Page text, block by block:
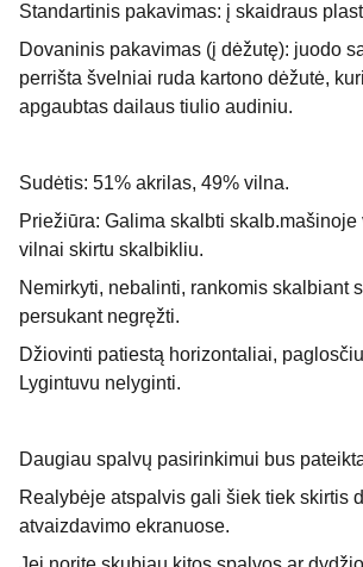
Standartinis pakavimas: į skaidraus
Dovaninis pakavimas (į dėžutę): juodo
perrišta švelniai ruda kartono dėžutė,
apgaubtas dailaus tiulio audiniu.
Sudėtis: 51% akrilas, 49% vilna.
Priežiūra: Galima skalbti skalb.mašinoje
vilnai skirtu skalbikliu.
Nemirkyti, nebalinti, rankomis skalbiant
persukant negręžti.
Džiovinti patiestą horizontaliai,
Lygintuvu nelyginti.
Daugiau spalvų pasirinkimui bus
Realybėje atspalvis gali šiek tiek skirtis
atvaizdavimo ekranuose.